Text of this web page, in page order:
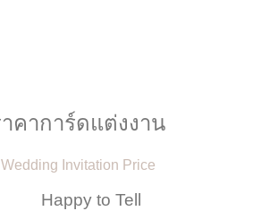
คาการ์ดแต่งงาน
Wedding Invitation Price
Happy to Tell